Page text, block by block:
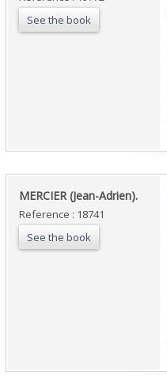
See the book
‎MERCIER (Jean-Adrien). ‎
Reference : 18741
See the book